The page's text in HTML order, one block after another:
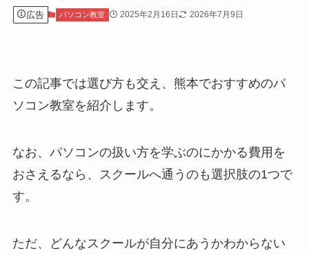
広告 パソコン教室 2025年2月16日 2026年7月9日
この記事では選び方も交え、熊本でおすすめのパ
ソコン教室を紹介します。
なお、パソコンの扱い方を学ぶのにかかる費用を
おさえるなら、スクールへ通うのも選択肢の1つで
す。
ただ、どんなスクールが自分にあうかわからない